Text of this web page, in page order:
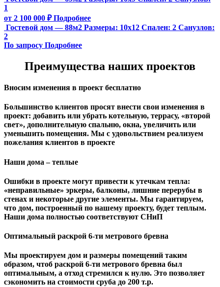
1
от 2 100 000 ₽ Подробнее
Гостевой дом — 88м2 Размеры: 10х12 Спален: 2 Санузлов:
2
По запросу Подробнее
Преимущества наших проектов
Вносим изменения в проект бесплатно
Большинство клиентов просят внести свои изменения в
проект: добавить или убрать котельную, террасу, «второй
свет», дополнительную спальню, окна, увеличить или
уменьшить помещения. Мы с удовольствием реализуем
пожелания клиентов в проекте
Наши дома – теплые
Ошибки в проекте могут привести к утечкам тепла:
«неправильные» эркеры, балконы, лишние перерубы в
стенах и некоторые другие элементы. Мы гарантируем,
чтo дом, построенный по нашему проекту, будет теплым.
Наши дома полностью соответствуют СНиП
Оптимальный раскрой 6-ти метрового бревна
Мы проектируем дом и размеры помещений таким
образом, чтоб раскрой 6-ти метрового бревна был
оптимальным, а отход стремился к нулю. Это позволяет
сэкономить на стоимости сруба до 200 т.р.